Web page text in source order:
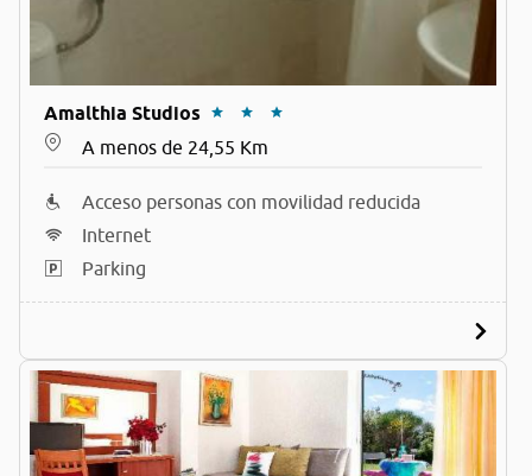
Amalthia Studios
A menos de 24,55 Km
Acceso personas con movilidad reducida
Internet
Parking